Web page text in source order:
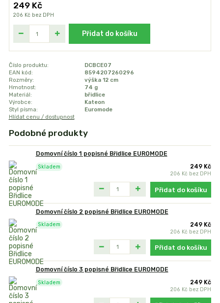
249 Kč
206 Kč bez DPH
Přidat do košíku
Číslo produktu:
DCBCE07
EAN kód:
8594207260296
Rozměry:
výška 12 cm
Hmotnost:
74 g
Materiál:
břidlice
Výrobce:
Kateon
Styl písma:
Euromode
Hlídat cenu / dostupnost
Podobné produkty
Domovní číslo 1 popisné Břidlice EUROMODE
249 Kč
206 Kč bez DPH
Skladem
Přidat do košíku
Domovní číslo 2 popisné Břidlice EUROMODE
249 Kč
206 Kč bez DPH
Skladem
Přidat do košíku
Domovní číslo 3 popisné Břidlice EUROMODE
249 Kč
206 Kč bez DPH
Skladem